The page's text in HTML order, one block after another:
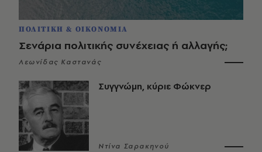
ΠΟΛΙΤΙΚΗ & ΟΙΚΟΝΟΜΙΑ
Σενάρια πολιτικής συνέχειας ή αλλαγής;
Λεωνίδας Καστανάς
Συγγνώμη, κύριε Φώκνερ
Ντίνα Σαρακηνού